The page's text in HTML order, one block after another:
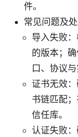
件。
常见问题及处
导入失败
的版本；
口、协议与
证书无效
书链匹配
信任库。
认证失败